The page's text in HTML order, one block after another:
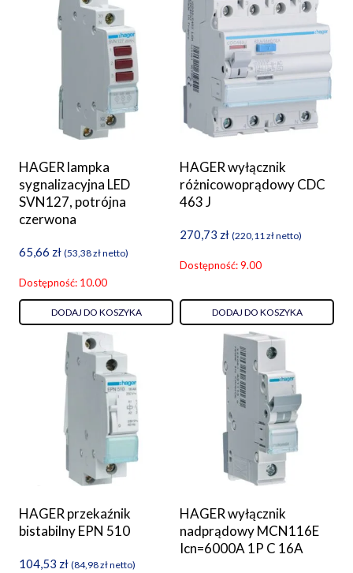
HAGER lampka
sygnalizacyjna LED
SVN127, potrójna
czerwona
65,66 zł (53,38złnetto)
Dostępność: 10.00
DODAJ DO KOSZYKA
HAGER wyłącznik
różnicowoprądowy CDC
463 J
270,73 zł (220,11 złnetto)
Dostępność: 9.00
DODAJ DO KOSZYKA
HAGER przekaźnik
bistabilny EPN 510
104,53 zł (84,98złnetto)
HAGER wyłącznik
nadprądowy MCN116E
Icn=6000A 1P C 16A